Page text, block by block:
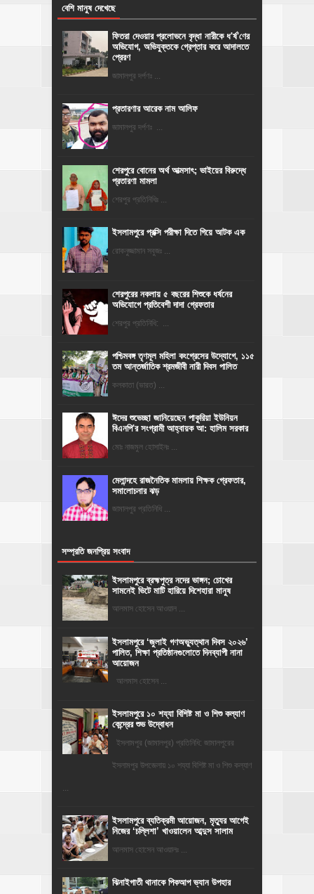
বেশি মানুষ দেখেছে
ফিতরা দেওয়ার প্রলোভনে বৃদ্ধা নারীকে ধ'র্ষ'ণের
অভিযোগ, অভিযুক্তকে গ্রেপ্তার করে আদালতে
প্রেরণ
জামালপুর দর্পণঃ ...
প্রতারণার আরেক নাম আলিফ
জামালপুর দর্পণঃ ...
শেরপুরে বোনের অর্থ আত্মসাৎ; ভাইয়ের বিরুদ্ধে
প্রতারণা মামলা
শেরপুর প্রতিনিধিঃ ...
ইসলামপুরে প্রক্সি পরীক্ষা দিতে গিয়ে আটক এক
রোকনুজ্জামান সবুজঃ ...
শেরপুরের নকলায় ৫ বছরের শিশুকে ধর্ষনের
অভিযোগে প্রতিবেশী দাদা গ্রেফতার
শেরপুর প্রতিনিধি: ...
পশ্চিমবঙ্গ তৃণমূল মহিলা কংগ্রেসের উদ্যোগে, ১১৫
তম আন্তর্জাতিক শ্রমজীবী নারী দিবস পালিত
কলকাতা (ভারত) ...
ঈদের শুভেচ্ছা জানিয়েছেন পাকুরিয়া ইউনিয়ন
বিএনপি'র সংগ্রামী আহ্বায়ক আ: হালিম সরকার
মোঃ নাজমুল হোসাইনঃ ...
মেলান্দহে রাজনৈতিক মামলায় শিক্ষক গ্রেফতার,
সমালোচনার ঝড়
জামালপুর প্রতিনিধি ...
সম্প্রতি জনপ্রিয় সংবাদ
ইসলামপুরে ব্রহ্মপুত্র নদের ভাঙ্গন; চোখের
সামনেই ভিটে মাটি হারিয়ে দিশেহারা মানুষ
আলমাস হোসেন আওয়াল ...
‎ইসলামপুরে ‘জুলাই গণঅভ্যুত্থান দিবস ২০২৬’
পালিত, শিক্ষা প্রতিষ্ঠানগুলোতে দিনব্যাপী নানা
আয়োজন
‎​আলমাস হোসেন ...
ইসলামপুরে ১০ শয্যা বিশিষ্ট মা ও শিশু কল্যাণ
কেন্দ্রের শুভ উদ্বোধন
ইসলামপুর (জামালপুর) প্রতিনিধি: জামালপুরের
ইসলামপুর উপজেলায় ১০ শয্যা বিশিষ্ট মা ও শিশু কল্যাণ
...
‎ইসলামপুরে ব্যতিক্রমী আয়োজন, মৃত্যুর আগেই
নিজের ‘চল্লিশা’ খাওয়ালেন আব্দুস সালাম
আলমাস হোসেন আওয়ালঃ ...
ঝিনাইগাতী থানাকে পিকআপ ভ্যান উপহার